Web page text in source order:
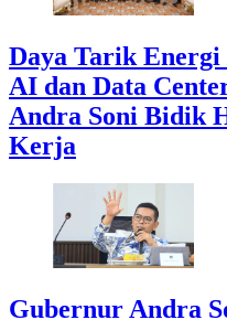
Daya Tarik
AI dan Data
Andra Soni Bidik
Kerja
Gubernur Andra